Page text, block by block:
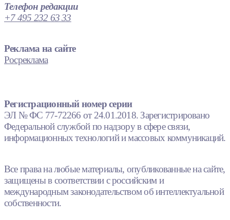
Телефон редакции
+7 495 232 63 33
Реклама на сайте
Росреклама
Регистрационный номер серии
ЭЛ № ФС 77-72266 от 24.01.2018. Зарегистрировано
Федеральной службой по надзору в сфере связи,
информационных технологий и массовых коммуникаций.
Все права на любые материалы, опубликованные на сайте,
защищены в соответствии с российским и
международным законодательством об интеллектуальной
собственности.